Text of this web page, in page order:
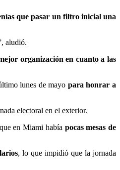
que pasar un filtro inicial una
aludió.
organización en cuanto a las
lunes de mayo para honrar a
electoral en el exterior.
en Miami había pocas mesas de
, lo que impidió que la jornada